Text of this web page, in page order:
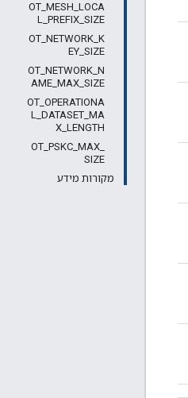
OT_MESH_LOCA
L_PREFIX_SIZE
OT_NETWORK_K
EY_SIZE
OT_NETWORK_N
AME_MAX_SIZE
OT_OPERATIONA
L_DATASET_MA
X_LENGTH
OT_PSKC_MAX_
SIZE
מקורות מידע